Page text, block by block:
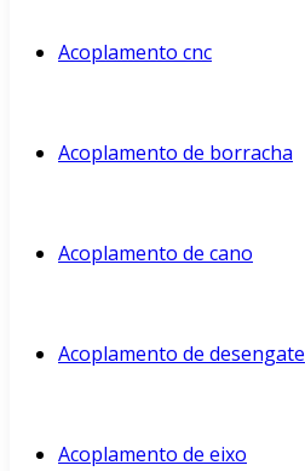
Acoplamento cnc
Acoplamento de borracha
Acoplamento de cano
Acoplamento de desengate
Acoplamento de eixo